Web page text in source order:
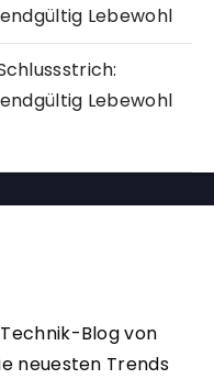
Lebewohl
Lebewohl
Blog von
neuesten Trends